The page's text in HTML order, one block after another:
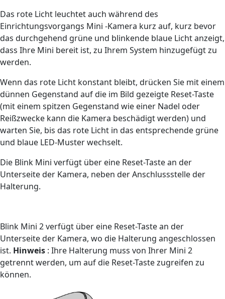
Das rote Licht leuchtet auch während des
Einrichtungsvorgangs Mini -Kamera kurz auf, kurz bevor
das durchgehend grüne und blinkende blaue Licht anzeigt,
dass Ihre Mini bereit ist, zu Ihrem System hinzugefügt zu
werden.
Wenn das rote Licht konstant bleibt, drücken Sie mit einem
dünnen Gegenstand auf die im Bild gezeigte Reset-Taste
(mit einem spitzen Gegenstand wie einer Nadel oder
Reißzwecke kann die Kamera beschädigt werden) und
warten Sie, bis das rote Licht in das entsprechende grüne
und blaue LED-Muster wechselt.
Die Blink Mini verfügt über eine Reset-Taste an der
Unterseite der Kamera, neben der Anschlussstelle der
Halterung.
Blink Mini 2 verfügt über eine Reset-Taste an der
Unterseite der Kamera, wo die Halterung angeschlossen
ist. Hinweis : Ihre Halterung muss von Ihrer Mini 2
getrennt werden, um auf die Reset-Taste zugreifen zu
können.